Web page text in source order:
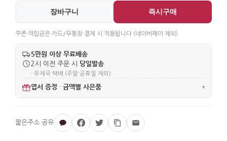
장바구니 즉시구매
쿠폰·적립금은 카드/무통장 결제 시 적용됩니다 (네이버페이 제외)
5만원 이상 무료배송
2시 이전 주문 시 당일발송
· 우체국 택배 (주말·공휴일 제외)
엽서 증정 · 금액별 사은품 ▾